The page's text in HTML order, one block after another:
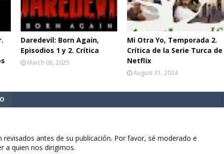
Daredevil: Born Again,
Episodios 1 y 2. Crítica
March 08, 2025
Mi Otra Yo, Temporada 2.
Crítica de la Serie Turca de
Netflix
August 31, 2024
antes de su publicación. Por favor, sé moderado e
a quien nos dirigimos.